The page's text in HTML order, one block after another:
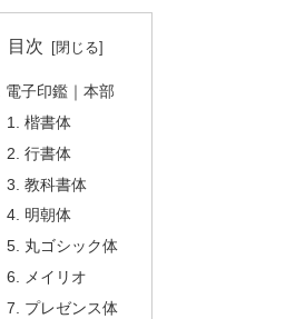
目次
電子印鑑｜本部
楷書体
行書体
教科書体
明朝体
丸ゴシック体
メイリオ
プレゼンス体